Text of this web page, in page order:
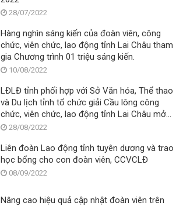
28/07/2022
Hàng nghìn sáng kiến của đoàn viên, công
chức, viên chức, lao động tỉnh Lai Châu tham
gia Chương trình 01 triệu sáng kiến.
10/08/2022
LĐLĐ tỉnh phối hợp với Sở Văn hóa, Thể thao
và Du lịch tỉnh tổ chức giải Cầu lông công
chức, viên chức, lao động tỉnh Lai Châu mở
rộng lần thứ XIX, năm 2022 – Tranh cúp Ba
28/08/2022
Liên đoàn Lao động tỉnh tuyên dương và trao
học bổng cho con đoàn viên, CCVCLĐ
08/09/2022
Nâng cao hiệu quả cập nhật đoàn viên trên